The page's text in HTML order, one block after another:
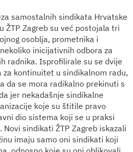
samostalnih sindikata Hrvatske
ŽTP Zagreb su već postojala tri
osoblja, prometnika i
inicijativnih odbora za
radnika. Isprofilirale su se dvije
za kontinuitet u sindikalnom radu,
da se mora radikalno prekinuti s
jer nekadašnje sindikalne
koje su štitile pravo
dio sistema koji se u praksi
Novi sindikati ŽTP Zagreb iskazali
imaju samo oni sindikati koji